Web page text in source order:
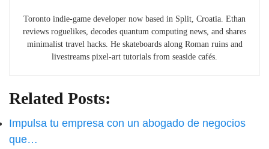
Toronto indie-game developer now based in Split, Croatia. Ethan
reviews roguelikes, decodes quantum computing news, and shares
minimalist travel hacks. He skateboards along Roman ruins and
livestreams pixel-art tutorials from seaside cafés.
Related Posts:
Impulsa tu empresa con un abogado de negocios
que…